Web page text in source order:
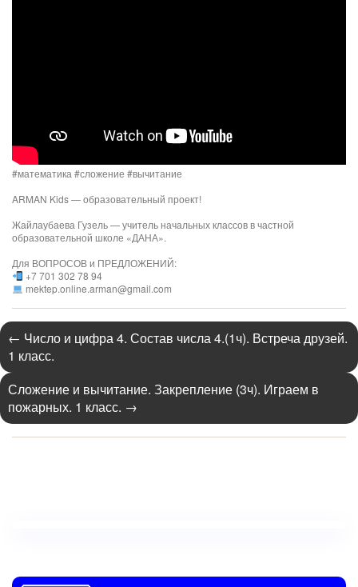
#математика #сложение #вычитание
ARMAN Kids — образовательный проект!
Жайлаубаева Гузель — учитель начальных классов в частной
образовательной школе «ДАНА».
Для ВОПРОСОВ и ПРЕДЛОЖЕНИЙ:
+7 701 302 78 94
mektep.online.arman@gmail.com
← Число и цифра 4. Состав числа 4.(1ч). Встреча друзей.
1 класс.
Сложение и вычитание. Закрепление (3ч). Играем в
пожарных. 1 класс. →